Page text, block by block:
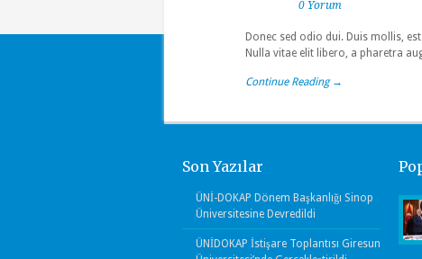
0 Yorum
Donec sed odio dui. Duis mollis,
Nulla vitae elit libero, a pharetra
Continue Reading →
Son Yazılar
ÜNİ-DOKAP Dönem Başkanlığı Sinop
Üniversitesine Devredildi
ÜNİDOKAP İstişare Toplantısı Giresun